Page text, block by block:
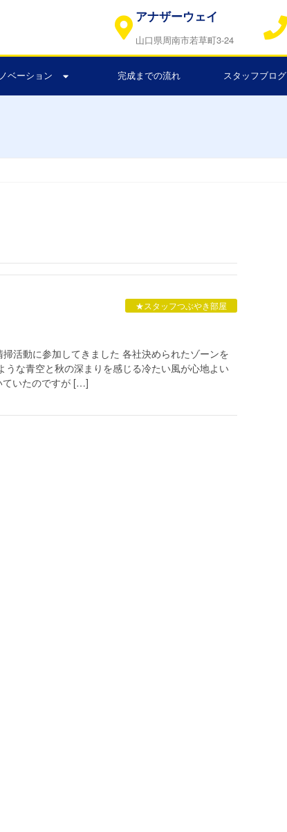
アナザーウェイ
山口県周南市若草町3-24
ベーション 完成までの流れ スタッフブログ
★スタッフつぶやき部屋
活動に参加してきました 各社決められたゾーンを
な青空と秋の深まりを感じる冷たい風が心地よい
ていたのですが […]